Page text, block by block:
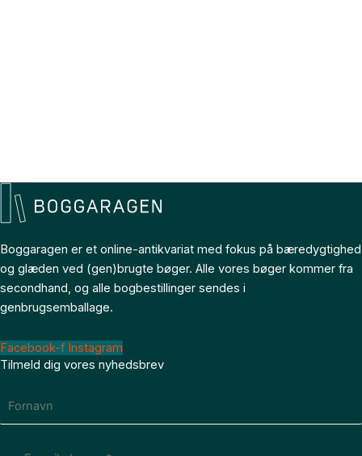
Boggaragen er et online-antikvariat med fokus på bæredygtighed
og glæden ved (gen)brugte bøger. Alle vores bøger kommer fra
secondhand, og alle bogbestillinger sendes i
genbrugsemballage.
Facebook-f Instagram
Tilmeld dig vores nyhedsbrev